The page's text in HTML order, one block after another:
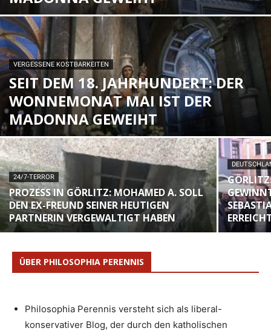
VERGESSENE KOSTBARKEITEN
SEIT DEM 18. JAHRHUNDERT: DER
WONNEMONAT MAI IST DER
MADONNA GEWEIHT
24/7-TERROR
PROZESS IN GÖRLITZ: MOHAMED A. SOLL
DEN EX-FREUND SEINER HEUTIGEN
PARTNERIN VERGEWALTIGT HABEN
ÜBER PHILOSOPHIA PERENNIS
Philosophia Perennis versteht sich als liberal-
konservativer Blog, der durch den katholischen